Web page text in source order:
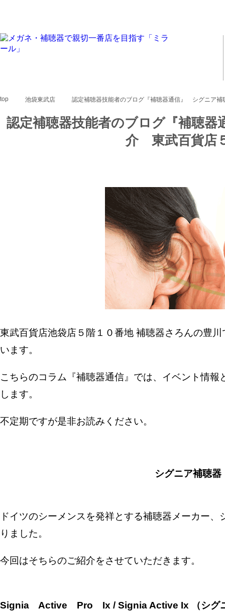
top 池袋東武店 認定補聴器技能者のブログ『補聴器通信』 シグニア
認定補聴器技能者のブログ『補聴
介 東武百貨店
東武百貨店池袋店５階１０番地 補聴器さろんの豊
います。
こちらのコラム『補聴器通信』では、イベント情
します。
不定期ですが是非お読みください。
シグニア補聴
ドイツのシーメンスを発祥とする補聴器メーカー
りました。
今回はそちらのご紹介をさせていただきます。
Signia Active Pro Ix / Signia Active Ix （シ